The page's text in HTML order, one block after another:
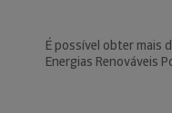
É possível obter mais
Energias Renováveis